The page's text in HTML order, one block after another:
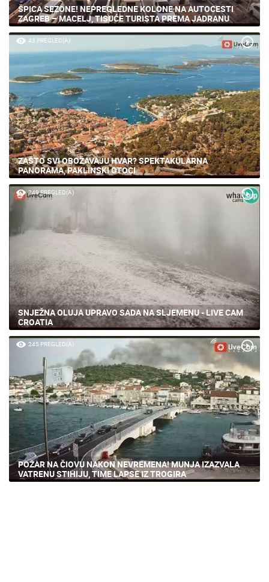
ŠPICA SEZONE! NEPREGLEDNE KOLONE NA AUTOCESTI
ZAGREB – MACELJ, TISUĆE TURISTA PREMA JADRANU
43 PREGLED(A)
ZAŠTO SVI OBOŽAVAJU HVAR? SPEKTAKULARNA
PANORAMA, PAKLINSKI OTOCI
249 PREGLED(A)
SNJEŽNA OLUJA UPRAVO SADA NA SLJEMENU - LIVE CAM
CROATIA
245 PREGLED(A)
POŽAR NA ČIOVU NAKON NEVREMENA! MUNJA IZAZVALA
VATRENU STIHIJU, TIME LAPSE IZ TROGIRA